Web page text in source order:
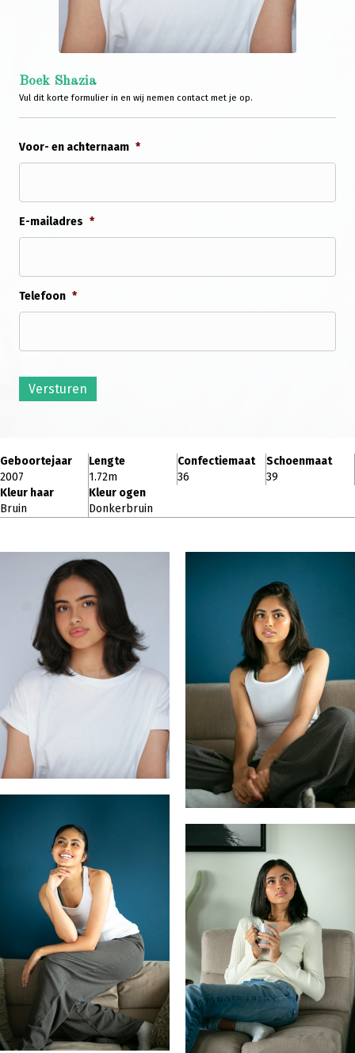
Boek Shazia
Vul dit korte formulier in en wij nemen contact met je op.
Voor- en achternaam *
E-mailadres *
Telefoon *
Versturen
Geboortejaar
2007
Lengte
1.72m
Confectiemaat
36
Schoenmaat
39
Kleur haar
Bruin
Kleur ogen
Donkerbruin